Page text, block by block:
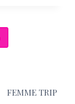
FEMME TRIP